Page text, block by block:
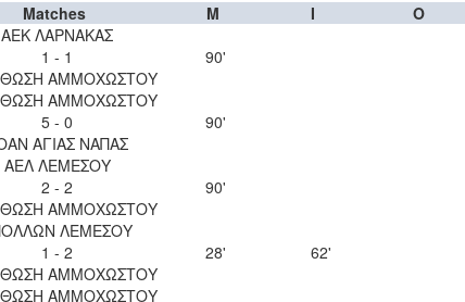
Matches M I
O
ΑΕΚ ΛΑΡΝΑΚΑΣ
1 - 1
ΑΜΜΟΧΩΣΤΟΥ
90'
ΑΜΜΟΧΩΣΤΟΥ
5 - 0
ΑΓΙΑΣ ΝΑΠΑΣ
90'
ΑΕΛ ΛΕΜΕΣΟΥ
2 - 2
ΑΜΜΟΧΩΣΤΟΥ
90'
ΛΕΜΕΣΟΥ
1 - 2
ΑΜΜΟΧΩΣΤΟΥ
28' 62'
ΑΜΜΟΧΩΣΤΟΥ